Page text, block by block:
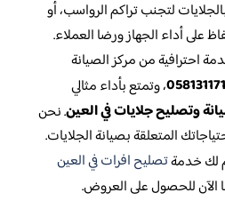
لتجنب تراكم الرواسب، أو
على أداء الجهاز ورضا العملاء.
احترافية من مركز الصيانة
، وتمتع بأداء مثالي
وتصليح جلايات في العين. نحن
المتعلقة بصيانة الجلايات.
لك خدمةتصليح افرات في العين
الآن للحصول على العروض.